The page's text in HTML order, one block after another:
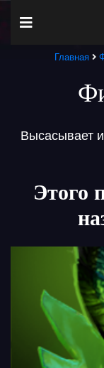
Главная
Высасывает
Этого